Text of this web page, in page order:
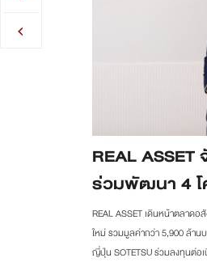
REAL ASSET
ร่วมพัฒนา 4
REAL ASSET เดินหน้าตลาด
ใหม่ รวมมูลค่ากว่า 5,900 ล้า
ญี่ปุ่น SOTETSU ร่วมลงทุนต่อเ